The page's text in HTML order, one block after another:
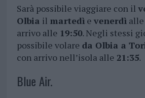
Sarà possibile viaggiare con il
Olbia il martedìe venerdìalle
arrivo alle 19:50. Negli stessi
possibile volare da Olbia a
con arrivo nell’isola alle 21:35.
Blue Air.